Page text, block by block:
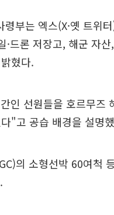
부는 엑스(X·옛 트위
드론 저장고, 해군 자
혔다.
인 선원들을 호르무즈
"고 공습 배경을 설명
의 소형선박 60여척